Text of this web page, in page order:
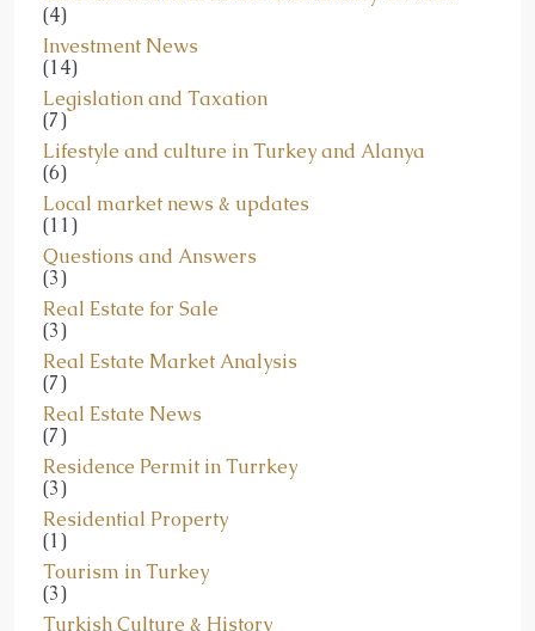
Investment News
(14)
Legislation and Taxation
(7)
Lifestyle and culture in Turkey and Alanya
(6)
Local market news & updates
(11)
Questions and Answers
(3)
Real Estate for Sale
(3)
Real Estate Market Analysis
(7)
Real Estate News
(7)
Residence Permit in Turrkey
(3)
Residential Property
(1)
Tourism in Turkey
(3)
Turkish Culture & History
(2)